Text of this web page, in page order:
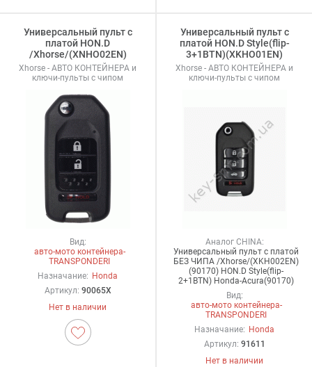
Универсальный пульт с
платой HON.D
/Xhorse/(XNHO02EN)
Xhorse - АВТО КОНТЕЙНЕРА и
ключи-пульты с чипом
Вид:
авто-мото контейнера-
TRANSPONDERI
Назначание: Honda
Артикул: 90065X
Нет в наличии
Универсальный пульт с
платой HON.D Style(flip-
3+1BTN)(XKHO01EN)
Xhorse - АВТО КОНТЕЙНЕРА и
ключи-пульты с чипом
Аналог CHINA:
Универсальный пульт с платой
БЕЗ ЧИПА /Xhorse/(XKH002EN)
(90170) HON.D Style(flip-
2+1BTN) Honda-Acura(90170)
Вид:
авто-мото контейнера-
TRANSPONDERI
Назначание: Honda
Артикул: 91611
Нет в наличии